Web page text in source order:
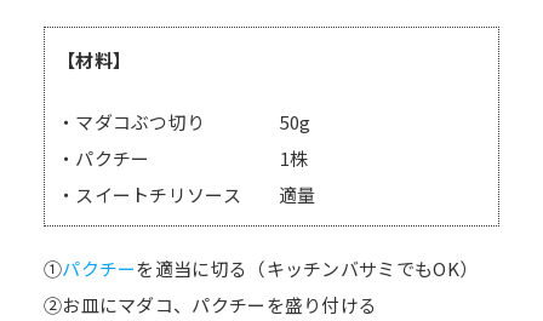
【材料】
・マダコぶつ切り 50g
・パクチー 1株
・スイートチリソース 適量
①パクチーを適当に切る（キッチンバサミでもOK）
②お皿にマダコ、パクチーを盛り付ける